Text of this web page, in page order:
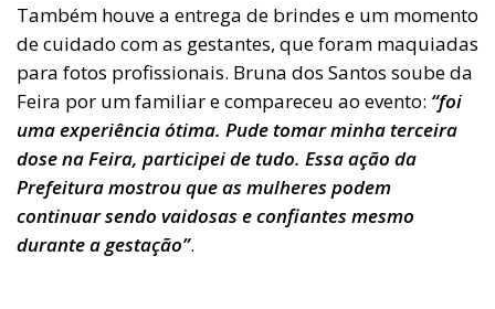
Também houve a entrega de brindes e um momento
de cuidado com as gestantes, que foram maquiadas
para fotos profissionais. Bruna dos Santos soube da
Feira por um familiar e compareceu ao evento: “foi
uma experiência ótima. Pude tomar minha terceira
dose na Feira, participei de tudo. Essa ação da
Prefeitura mostrou que as mulheres podem
continuar sendo vaidosas e confiantes mesmo
durante a gestação”.